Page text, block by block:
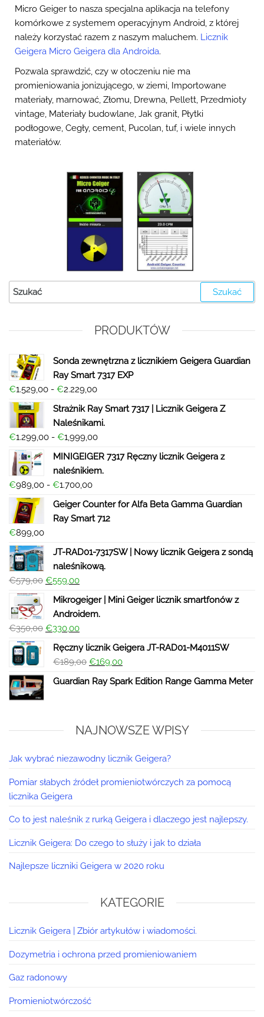
Micro Geiger to nasza specjalna aplikacja na telefony
komórkowe z systemem operacyjnym Android, z której
należy korzystać razem z naszym maluchem. Licznik
Geigera Micro Geigera dla Androida.
Pozwala sprawdzić, czy w otoczeniu nie ma
promieniowania jonizującego, w ziemi, Importowane
materiały, marnować, Złomu, Drewna, Pellett, Przedmioty
vintage, Materiały budowlane, Jak granit, Płytki
podłogowe, Cegły, cement, Pucolan, tuf, i wiele innych
materiałów.
PRODUKTÓW
Sonda zewnętrzna z licznikiem Geigera Guardian
Ray Smart 7317 EXP
€1.529,00 - €2.229,00
Strażnik Ray Smart 7317 | Licznik Geigera Z
Naleśnikami.
€1.299,00 - €1,999,00
MINIGEIGER 7317 Ręczny licznik Geigera z
naleśnikiem.
€989,00 - €1.700,00
Geiger Counter for Alfa Beta Gamma Guardian
Ray Smart 712
€899,00
JT-RAD01-7317SW | Nowy licznik Geigera z sondą
naleśnikową.
€579,00 €559,00
Mikrogeiger | Mini Geiger licznik smartfonów z
Androidem.
€350,00 €330,00
Ręczny licznik Geigera JT-RAD01-M4011SW
€189,00 €169,00
Guardian Ray Spark Edition Range Gamma Meter
NAJNOWSZE WPISY
Jak wybrać niezawodny licznik Geigera?
Pomiar słabych źródeł promieniotwórczych za pomocą
licznika Geigera
Co to jest naleśnik z rurką Geigera i dlaczego jest najlepszy.
Licznik Geigera: Do czego to służy i jak to działa
Najlepsze liczniki Geigera w 2020 roku
KATEGORIE
Licznik Geigera | Zbiór artykułów i wiadomości.
Dozymetria i ochrona przed promieniowaniem
Gaz radonowy
Promieniotwórczość